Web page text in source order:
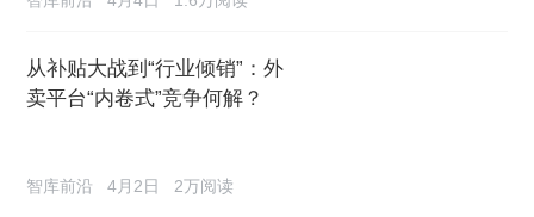
从补贴大战到“行业倾销”：外
卖平台“内卷式”竞争何解？
智库前沿 4月2日 2万阅读